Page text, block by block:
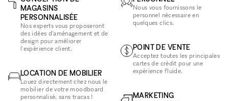
MAGASINS
PERSONNALISÉE
Nos experts vous proposeront
des idées d'aménagement et de
design pour améliorer
l'expérience client.
LOCATION DE MOBILIER
Louez directement chez nous le
mobilier de votre moodboard
personnalisé, sans tracas !
Nous vous fournissons le
personnel nécessaire en
quelques clics.
POINT DE VENTE
Acceptez toutes les principales
cartes de crédit pour une
expérience fluide.
MARKETING